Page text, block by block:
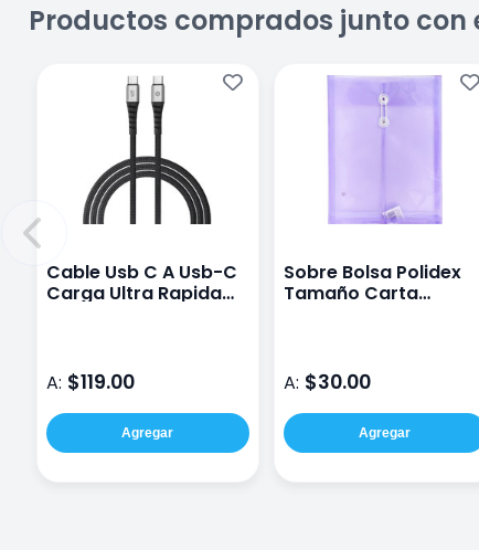
Productos comprados junto con
Cable Usb C A Usb-C
Carga Ultra Rapida
A: $119.00
Agregar
Sobre Bolsa Polidex
Tamaño Carta
A: $30.00
Agregar